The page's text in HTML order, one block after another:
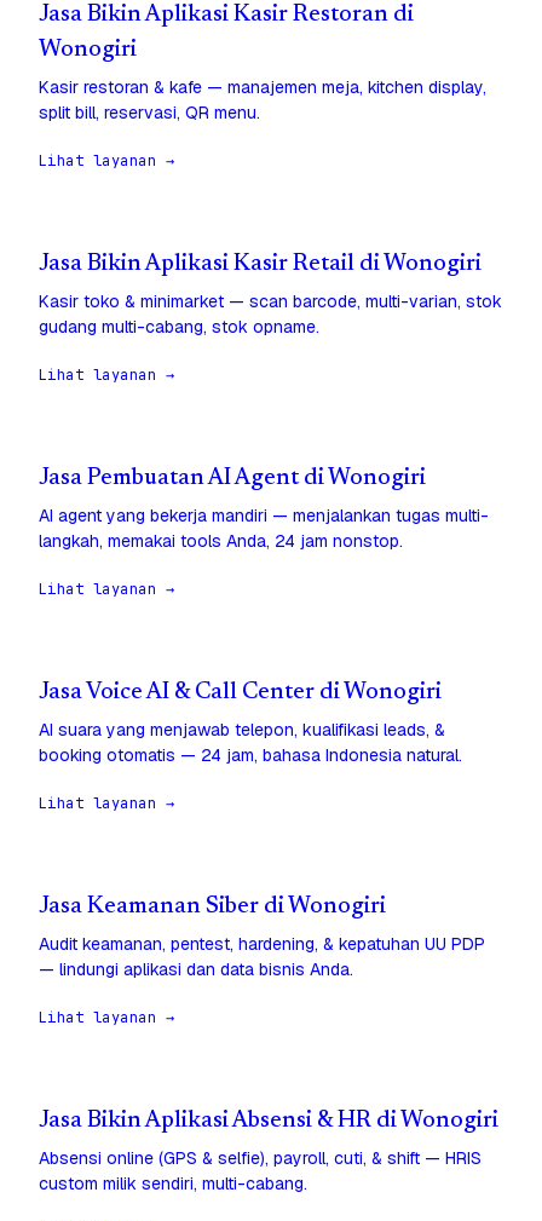
Jasa Bikin Aplikasi Kasir Restoran di
Wonogiri
Kasir restoran & kafe — manajemen meja, kitchen display,
split bill, reservasi, QR menu.
Lihat layanan →
Jasa Bikin Aplikasi Kasir Retail di Wonogiri
Kasir toko & minimarket — scan barcode, multi-varian, stok
gudang multi-cabang, stok opname.
Lihat layanan →
Jasa Pembuatan AI Agent di Wonogiri
AI agent yang bekerja mandiri — menjalankan tugas multi-
langkah, memakai tools Anda, 24 jam nonstop.
Lihat layanan →
Jasa Voice AI & Call Center di Wonogiri
AI suara yang menjawab telepon, kualifikasi leads, &
booking otomatis — 24 jam, bahasa Indonesia natural.
Lihat layanan →
Jasa Keamanan Siber di Wonogiri
Audit keamanan, pentest, hardening, & kepatuhan UU PDP
— lindungi aplikasi dan data bisnis Anda.
Lihat layanan →
Jasa Bikin Aplikasi Absensi & HR di Wonogiri
Absensi online (GPS & selfie), payroll, cuti, & shift — HRIS
custom milik sendiri, multi-cabang.